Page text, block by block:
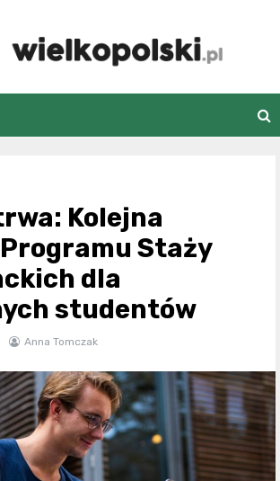
Kolejna
Staży
dla
studentów
Anna Tomczak